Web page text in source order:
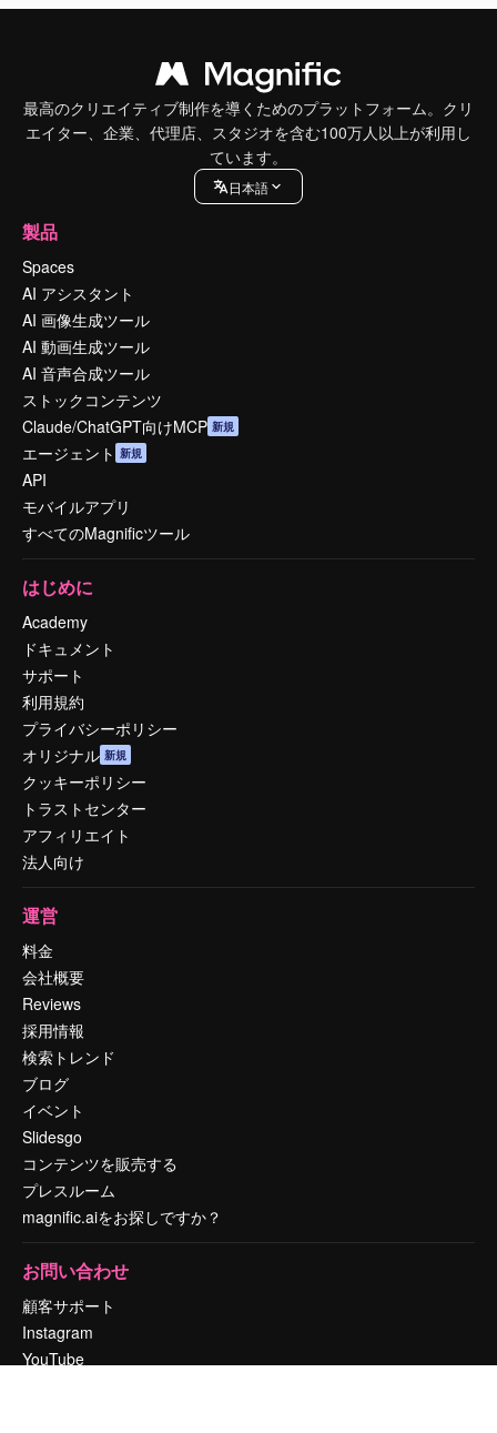
最高のクリエイティブ制作を導くためのプラットフォーム。クリ
エイター、企業、代理店、スタジオを含む100万人以上が利用し
ています。
日本語
製品
Spaces
AI アシスタント
AI 画像生成ツール
AI 動画生成ツール
AI 音声合成ツール
ストックコンテンツ
Claude/ChatGPT向けMCP 新規
エージェント 新規
API
モバイルアプリ
すべてのMagnificツール
はじめに
Academy
ドキュメント
サポート
利用規約
プライバシーポリシー
オリジナル 新規
クッキーポリシー
トラストセンター
アフィリエイト
法人向け
運営
料金
会社概要
Reviews
採用情報
検索トレンド
ブログ
イベント
Slidesgo
コンテンツを販売する
プレスルーム
magnific.aiをお探しですか？
お問い合わせ
顧客サポート
Instagram
YouTube